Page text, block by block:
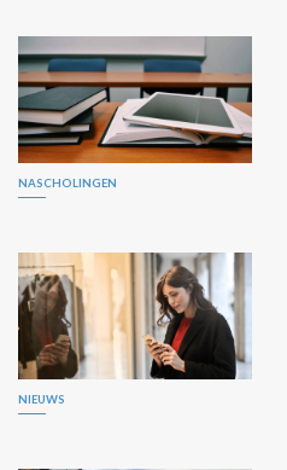
NASCHOLINGEN
NIEUWS